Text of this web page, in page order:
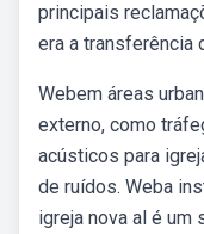
principais
era a transferência
Webem áreas
externo, como
acústicos para
de ruídos. Weba
igreja nova al é um